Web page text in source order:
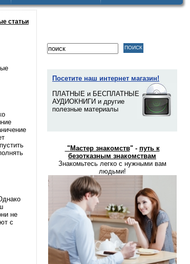
статьи
не
с
Посетите наш интернет магазин!
ПЛАТНЫЕ и БЕСПЛАТНЫЕ
АУДИОКНИГИ и другие
полезные материалы
"Мастер знакомств" - путь к
безотказным знакомствам
Знакомьтесь легко с нужными вам
людьми!